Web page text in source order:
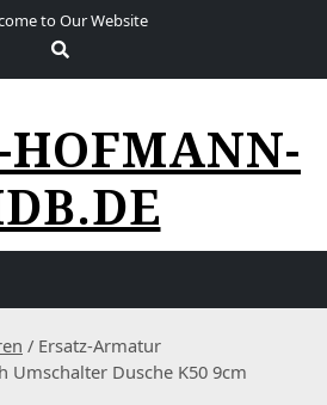
to Our Website
/ Ersatz-Armatur
Umschalter Dusche K50 9cm